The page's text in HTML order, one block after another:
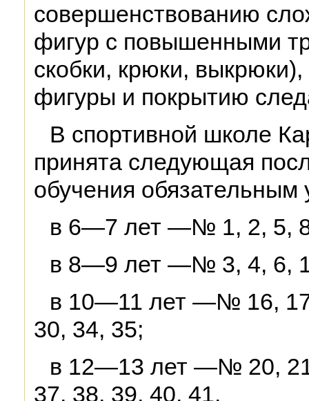
совершенствованию
фигур с повышенными
скобки, крюки,
фигуры и покрытию
В спортивной школе
принята следующая
обучения
в 6—7 лет —№ 1, 2, 5,
в 8—9 лет —№ 3, 4, 6,
в 10—11 лет —№ 16,
30, 34, 35;
в 12—13 лет —№ 20,
37, 38, 39, 40, 41.